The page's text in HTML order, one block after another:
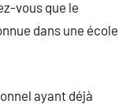
vous que le
dans une école
ayant déjà